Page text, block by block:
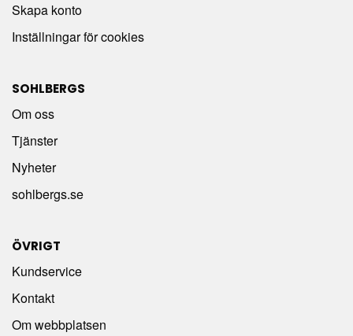
Skapa konto
Inställningar för cookies
SOHLBERGS
Om oss
Tjänster
Nyheter
sohlbergs.se
ÖVRIGT
Kundservice
Kontakt
Om webbplatsen